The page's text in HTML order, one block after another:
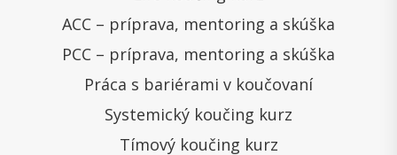
ACC – príprava, mentoring a skúška
PCC – príprava, mentoring a skúška
Práca s bariérami v koučovaní
Systemický koučing kurz
Tímový koučing kurz